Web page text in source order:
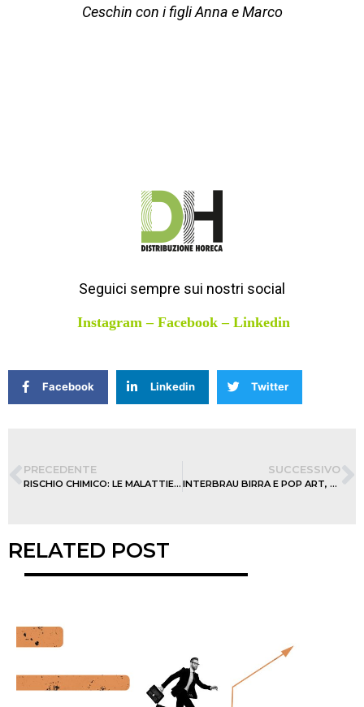
Ceschin con i figli Anna e Marco
Seguici sempre sui nostri social
Instagram – Facebook – Linkedin
Facebook Linkedin Twitter
PRECEDENTE
RISCHIO CHIMICO: LE MALATTIE DELLA PELLE
SUCCESSIVO
INTERBRAU BIRRA E POP ART, UN CONNUBIO PERFETTO
RELATED POST